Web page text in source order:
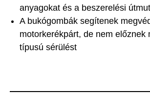
anyagokat és a beszerelési
A bukógombák segítenek
motorkerékpárt, de nem előznek
típusú sérülést